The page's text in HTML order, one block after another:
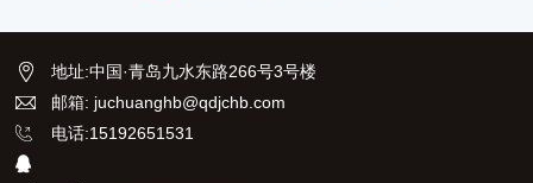
地址:中国·青岛九水东路266号3号楼
邮箱: juchuanghb@qdjchb.com
电话:15192651531